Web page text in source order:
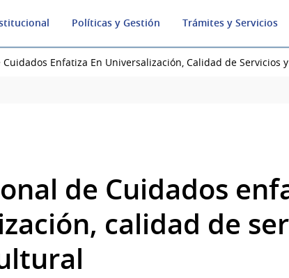
Políticas y Gestión Trámites y Servicios
Enfatiza En Universalización, Calidad de Servicios
de Cuidados
calidad de